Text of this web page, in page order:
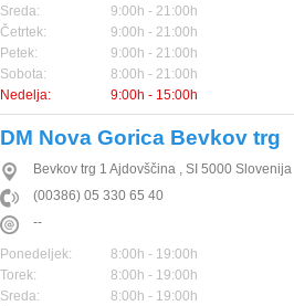
Sreda:
9:00h - 21:00h
Četrtek:
9:00h - 21:00h
Petek:
9:00h - 21:00h
Sobota:
8:00h - 21:00h
Nedelja:
9:00h - 15:00h
DM Nova Gorica Bevkov trg
Bevkov trg 1 Ajdovščina , SI 5000 Slovenija
(00386) 05 330 65 40
--
Ponedeljek:
8:00h - 19:00h
Torek:
8:00h - 19:00h
Sreda:
8:00h - 19:00h